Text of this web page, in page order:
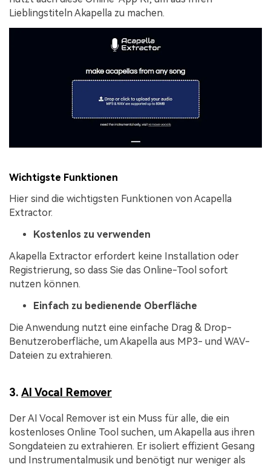
Lieblingstiteln Akapella zu machen.
Wichtigste Funktionen
Hier sind die wichtigsten Funktionen von Acapella
Extractor.
Kostenlos zu verwenden
Akapella Extractor erfordert keine Installation oder
Registrierung, so dass Sie das Online-Tool sofort
nutzen können.
Einfach zu bedienende Oberfläche
Die Anwendung nutzt eine einfache Drag & Drop-
Benutzeroberfläche, um Akapella aus MP3- und WAV-
Dateien zu extrahieren.
3. AI Vocal Remover
Der AI Vocal Remover ist ein Muss für alle, die ein
kostenloses Online Tool suchen, um Akapella aus ihren
Songdateien zu extrahieren. Er isoliert effizient Gesang
und Instrumentalmusik und benötigt nur weniger als